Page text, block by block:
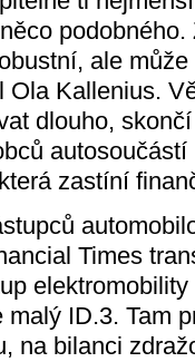
ale může
Ola Kallenius.
dlouho,
zastíní
Times
ID.3. Tam
na bilanci